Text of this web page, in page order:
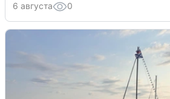
6 августа 0